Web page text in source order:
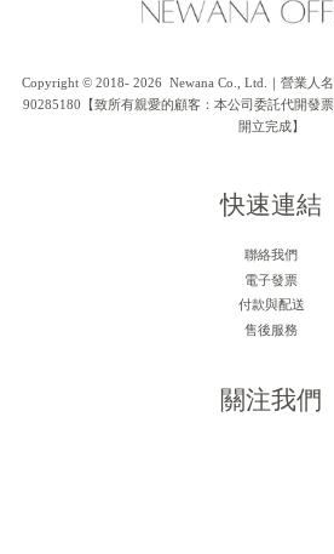
Copyright © 2018- 2026  Newana Co., Ltd.｜營業人
90285180【致所有親愛的顧客：本公司委託代開發
開立完成】
快速連結
聯絡我們
電子發票
付款與配送
售後服務
關注我們